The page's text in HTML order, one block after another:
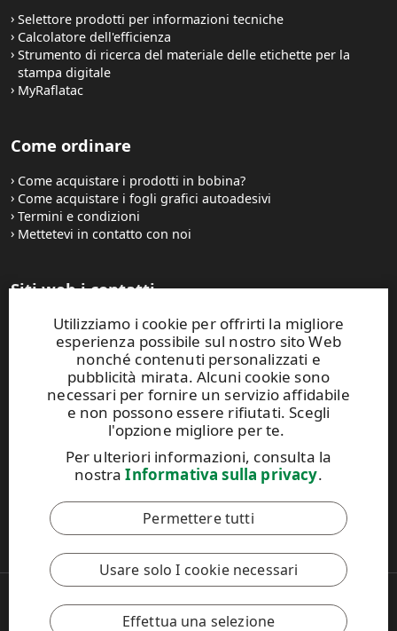
Utilizziamo i cookie per offrirti la migliore
esperienza possibile sul nostro sito Web
nonché contenuti personalizzati e
pubblicità mirata. Alcuni cookie sono
necessari per fornire un servizio affidabile
e non possono essere rifiutati. Scegli
l'opzione migliore per te.
Per ulteriori informazioni, consulta la
nostraInformativa sulla privacy.
Permettere tutti
Usare solo I cookie necessari
Effettua una selezione
Selettore prodotti per informazioni tecniche
Calcolatore dell'efficienza
Strumento di ricerca del materiale delle etichette per la
stampa digitale
MyRaflatac
Come ordinare
Come acquistare i prodotti in bobina?
Come acquistare i fogli grafici autoadesivi
Termini e condizioni
Mettetevi in contatto con noi
Siti web i contatti
UPM Raflatac Graphics Solutions
UPM Raflatac Office Products
UPM Raflatac Industrial Removables
Contatti
Questo sito Web è protetto da reCAPTCHA e si applicano
Informativa sulla privacy di Googlee iTermini di servizio di
Il Codice di Condotta di UPM
Copyright © 2026 UPM
UPM Global